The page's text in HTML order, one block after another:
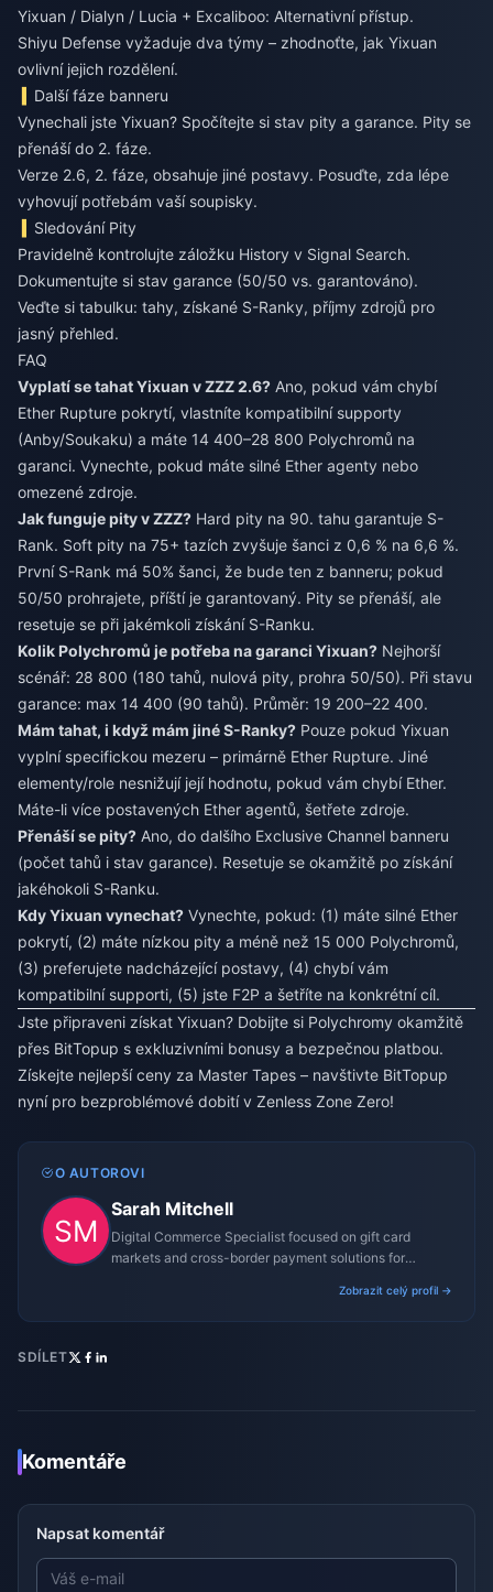
Yixuan / Dialyn / Lucia + Excaliboo: Alternativní přístup.
Shiyu Defense vyžaduje dva týmy – zhodnoťte, jak Yixuan
ovlivní jejich rozdělení.
Další fáze banneru
Vynechali jste Yixuan? Spočítejte si stav pity a garance. Pity se
přenáší do 2. fáze.
Verze 2.6, 2. fáze, obsahuje jiné postavy. Posuďte, zda lépe
vyhovují potřebám vaší soupisky.
Sledování Pity
Pravidelně kontrolujte záložku History v Signal Search.
Dokumentujte si stav garance (50/50 vs. garantováno).
Veďte si tabulku: tahy, získané S-Ranky, příjmy zdrojů pro
jasný přehled.
FAQ
Vyplatí se tahat Yixuan v ZZZ 2.6? Ano, pokud vám chybí
Ether Rupture pokrytí, vlastníte kompatibilní supporty
(Anby/Soukaku) a máte 14 400–28 800 Polychromů na
garanci. Vynechte, pokud máte silné Ether agenty nebo
omezené zdroje.
Jak funguje pity v ZZZ? Hard pity na 90. tahu garantuje S-
Rank. Soft pity na 75+ tazích zvyšuje šanci z 0,6 % na 6,6 %.
První S-Rank má 50% šanci, že bude ten z banneru; pokud
50/50 prohrajete, příští je garantovaný. Pity se přenáší, ale
resetuje se při jakémkoli získání S-Ranku.
Kolik Polychromů je potřeba na garanci Yixuan? Nejhorší
scénář: 28 800 (180 tahů, nulová pity, prohra 50/50). Při stavu
garance: max 14 400 (90 tahů). Průměr: 19 200–22 400.
Mám tahat, i když mám jiné S-Ranky? Pouze pokud Yixuan
vyplní specifickou mezeru – primárně Ether Rupture. Jiné
elementy/role nesnižují její hodnotu, pokud vám chybí Ether.
Máte-li více postavených Ether agentů, šetřete zdroje.
Přenáší se pity? Ano, do dalšího Exclusive Channel banneru
(počet tahů i stav garance). Resetuje se okamžitě po získání
jakéhokoli S-Ranku.
Kdy Yixuan vynechat? Vynechte, pokud: (1) máte silné Ether
pokrytí, (2) máte nízkou pity a méně než 15 000 Polychromů,
(3) preferujete nadcházející postavy, (4) chybí vám
kompatibilní supporti, (5) jste F2P a šetříte na konkrétní cíl.
Jste připraveni získat Yixuan? Dobijte si Polychromy okamžitě
přes BitTopup s exkluzivními bonusy a bezpečnou platbou.
Získejte nejlepší ceny za Master Tapes – navštivte BitTopup
nyní pro bezproblémové dobití v Zenless Zone Zero!
O AUTOROVI
Sarah Mitchell
Digital Commerce Specialist focused on gift card
markets and cross-border payment solutions for
Zobrazit celý profil →
SDÍLET
Komentáře
Napsat komentář